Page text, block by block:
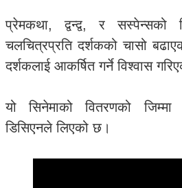
प्रेमकथा, द्वन्द्व, र
चलचित्रप्रति दर्शकको चासो
दर्शकलाई आकर्षित गर्ने विश्वास
यो सिनेमाको वितरणको
डिसिएनले लिएको छ।